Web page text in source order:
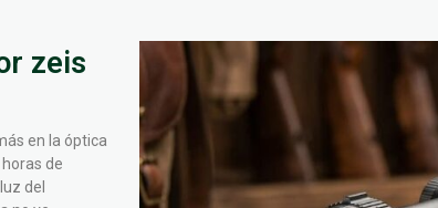
zeis
en la óptica
de
del